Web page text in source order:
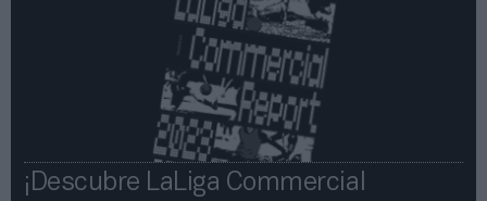
¡Descubre LaLiga Commercial